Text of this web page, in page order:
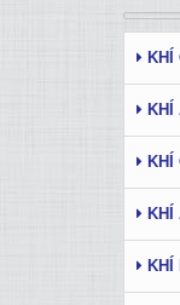
KHÍ
KHÍ
KHÍ
KHÍ
KHÍ